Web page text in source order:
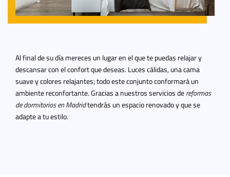
Al final de su día mereces un lugar en el que te puedas relajar y
descansar con el confort que deseas. Luces cálidas, una cama
suave y colores relajantes; todo este conjunto conformará un
ambiente reconfortante. Gracias a nuestros servicios dereformas
de dormitorios en Madridtendrás un espacio renovado y que se
adapte a tu estilo.